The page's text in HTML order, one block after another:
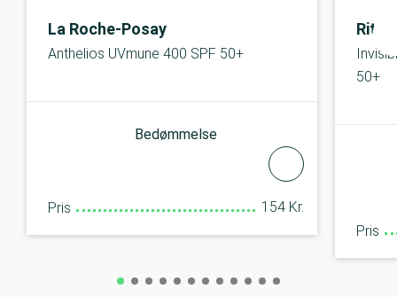
La Roche-Posay
Anthelios UVmune 400 SPF 50+
Bedømmelse
Pris 154 Kr.
50+
Pris